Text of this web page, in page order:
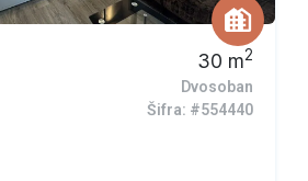
30 m2
Dvosoban
Šifra: #554440